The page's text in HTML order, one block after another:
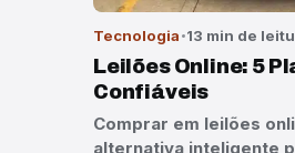
Tecnologia 13 min de
Leilões Online: 5
Confiáveis
Comprar em leilões
alternativa inteligente